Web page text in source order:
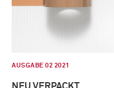
AUSGABE 02 2021
NEU VERPACKT